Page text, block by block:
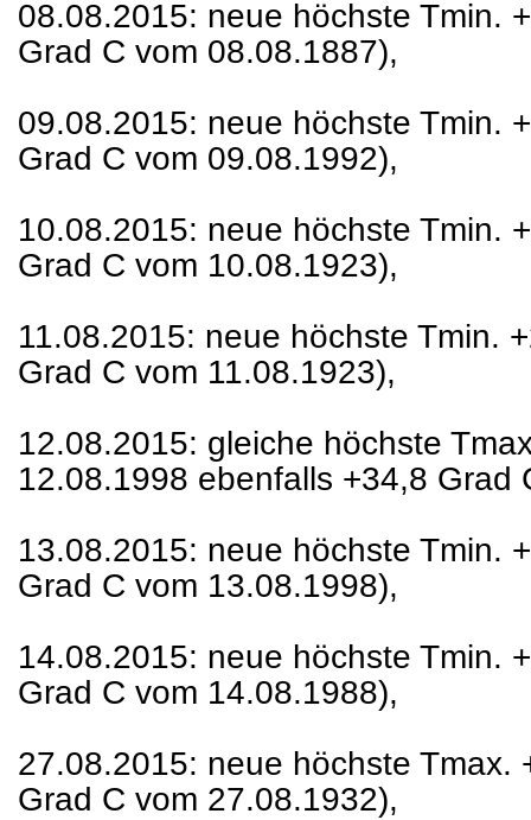
08.08.2015: neue höchste Tmin.
Grad C vom 08.08.1887),
09.08.2015: neue höchste Tmin.
Grad C vom 09.08.1992),
10.08.2015: neue höchste Tmin.
Grad C vom 10.08.1923),
11.08.2015: neue höchste Tmin.
Grad C vom 11.08.1923),
12.08.2015: gleiche höchste
12.08.1998 ebenfalls +34,8 Grad
13.08.2015: neue höchste Tmin.
Grad C vom 13.08.1998),
14.08.2015: neue höchste Tmin.
Grad C vom 14.08.1988),
27.08.2015: neue höchste Tmax.
Grad C vom 27.08.1932),